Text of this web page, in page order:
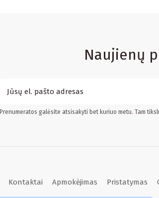
Naujienų
Prenumeratos galėsite atsisakyti bet kuriuo metu. Tam
Kontaktai Apmokėjimas Pristatymas